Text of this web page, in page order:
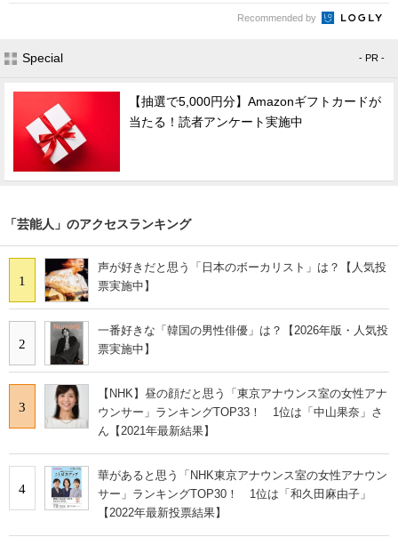
Recommended by
Special - PR -
【抽選で5,000円分】Amazonギフトカードが
当たる！読者アンケート実施中
「芸能人」のアクセスランキング
1
声が好きだと思う「日本のボーカリスト」は？【人気投
票実施中】
2
一番好きな「韓国の男性俳優」は？【2026年版・人気投
票実施中】
3
【NHK】昼の顔だと思う「東京アナウンス室の女性アナ
ウンサー」ランキングTOP33！ 1位は「中山果奈」さ
ん【2021年最新結果】
4
華があると思う「NHK東京アナウンス室の女性アナウン
サー」ランキングTOP30！ 1位は「和久田麻由子」
【2022年最新投票結果】